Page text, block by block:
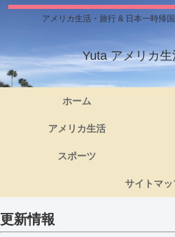
アメリカ生活・旅行 & 日本一時帰
Yuta アメリカ
ホーム
アメリカ生活
スポーツ
サイトマッ
更新情報